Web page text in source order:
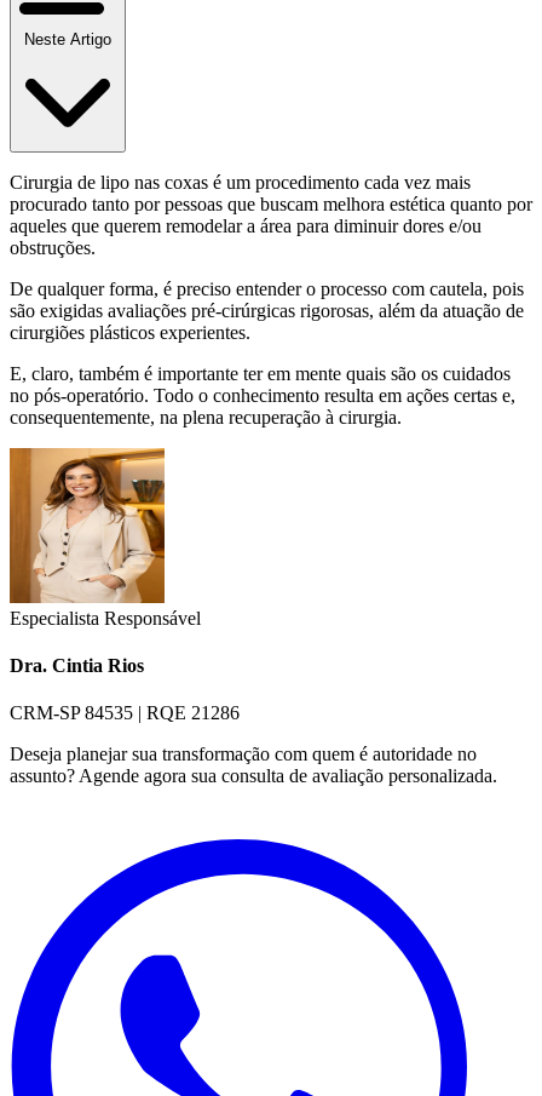
Neste Artigo
Cirurgia de lipo nas coxas é um procedimento cada vez mais
procurado tanto por pessoas que buscam melhora estética quanto por
aqueles que querem remodelar a área para diminuir dores e/ou
obstruções.
De qualquer forma, é preciso entender o processo com cautela, pois
são exigidas avaliações pré-cirúrgicas rigorosas, além da atuação de
cirurgiões plásticos experientes.
E, claro, também é importante ter em mente quais são os cuidados
no pós-operatório. Todo o conhecimento resulta em ações certas e,
consequentemente, na plena recuperação à cirurgia.
Especialista Responsável
Dra. Cintia Rios
CRM-SP 84535 | RQE 21286
Deseja planejar sua transformação com quem é autoridade no
assunto? Agende agora sua consulta de avaliação personalizada.